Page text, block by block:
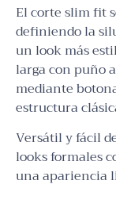
El corte slim fit
definiendo la
un look más
larga con puño
mediante
estructura
Versátil y fácil
looks formales
una apariencia